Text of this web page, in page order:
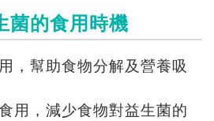
菌的食用時機
，幫助食物分解及營養吸
用，減少食物對益生菌的